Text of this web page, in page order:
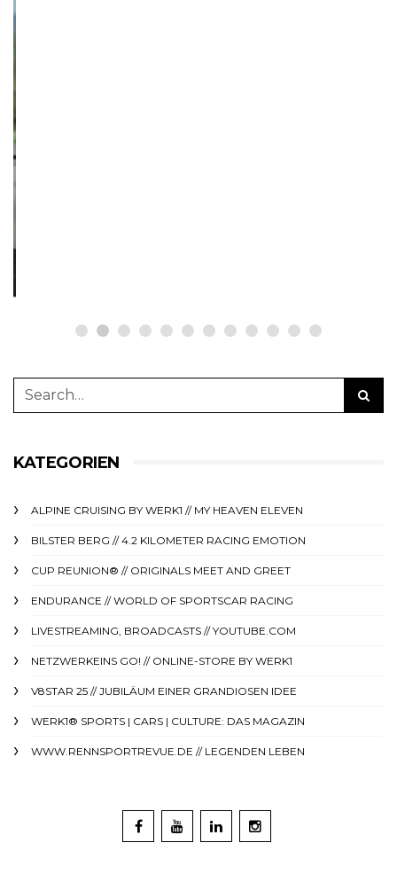
KATEGORIEN
ALPINE CRUISING BY WERK1 // MY HEAVEN ELEVEN
BILSTER BERG // 4.2 KILOMETER RACING EMOTION
CUP REUNION® // ORIGINALS MEET AND GREET
ENDURANCE // WORLD OF SPORTSCAR RACING
LIVESTREAMING, BROADCASTS // YOUTUBE.COM
NETZWERKEINS GO! // ONLINE-STORE BY WERK1
V8STAR 25 // JUBILÄUM EINER GRANDIOSEN IDEE
WERK1® SPORTS | CARS | CULTURE: DAS MAGAZIN
WWW.RENNSPORTREVUE.DE // LEGENDEN LEBEN